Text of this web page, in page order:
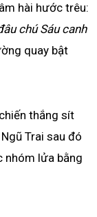
hài hước trêu:
chú Sáu canh
quay bật
thắng sít
Trai sau đó
nhóm lửa bằng